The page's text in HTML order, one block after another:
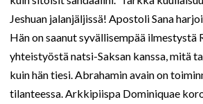
Jeshuan jalanjäljissä! Apostoli Sana
Hän on saanut syvällisempää ilmestystä
yhteistyöstä natsi-Saksan kanssa, mitä
kuin hän tiesi. Abrahamin avain on
tilanteessa. Arkkipiispa Dominiquae